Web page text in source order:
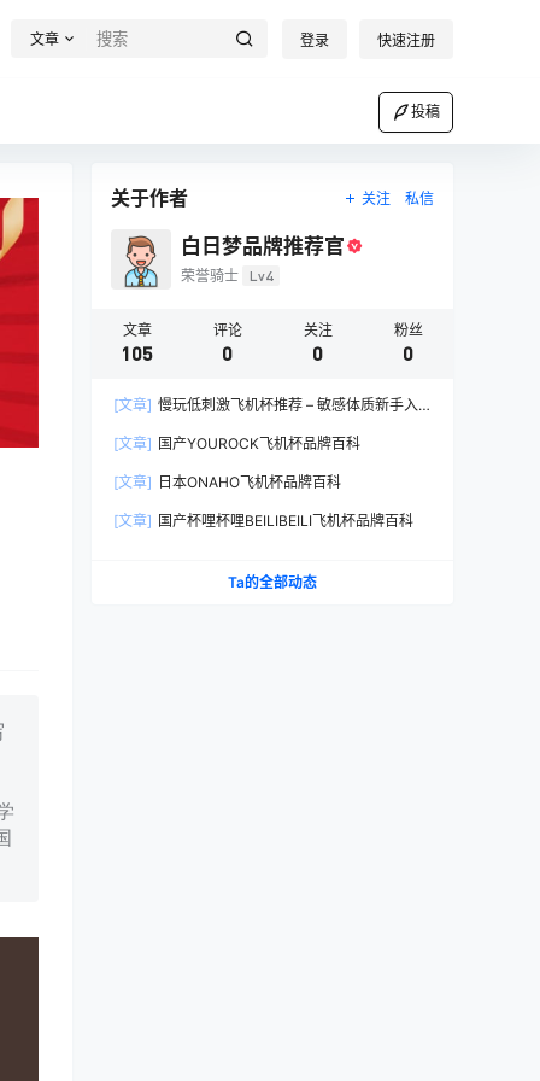
文章 登录 快速注册
投稿
关于作者 关注 私信
白日梦品牌推荐官
荣誉骑士 Lv4
文章
105
评论
0
关注
0
粉丝
0
[文章] 慢玩低刺激飞机杯推荐 – 敏感体质新手入
[文章] 国产YOUROCK飞机杯品牌百科
[文章] 日本ONAHO飞机杯品牌百科
[文章] 国产杯哩杯哩BEILIBEILI飞机杯品牌百科
Ta的全部动态